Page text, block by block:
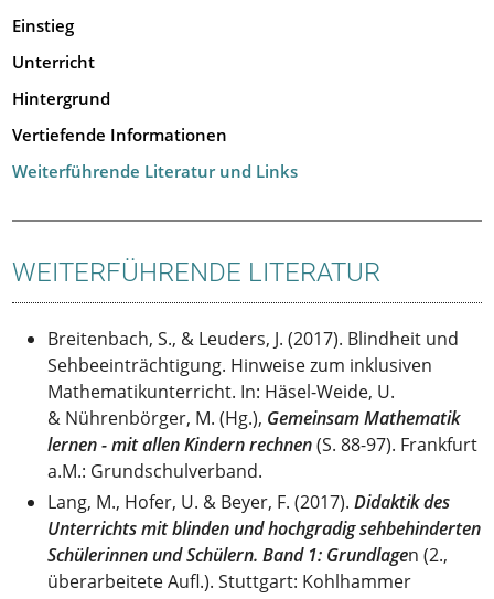
Einstieg
Unterricht
Hintergrund
Vertiefende Informationen
Weiterführende Literatur und Links
WEITERFÜHRENDE LITERATUR
Breitenbach, S., & Leuders, J. (2017). Blindheit und
Sehbeeinträchtigung. Hinweise zum inklusiven
Mathematikunterricht. In: Häsel-Weide, U.
& Nührenbörger, M. (Hg.), Gemeinsam Mathematik
lernen - mit allen Kindern rechnen(S. 88-97). Frankfurt
a.M.: Grundschulverband.
Lang, M., Hofer, U. & Beyer, F. (2017).Didaktik des
Unterrichts mit blinden und hochgradig sehbehinderten
Schülerinnen und Schülern. Band 1: Grundlagen (2.,
überarbeitete Aufl.). Stuttgart: Kohlhammer